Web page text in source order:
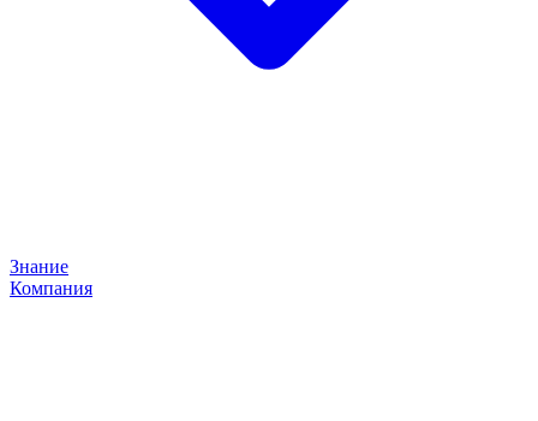
Знание
Компания